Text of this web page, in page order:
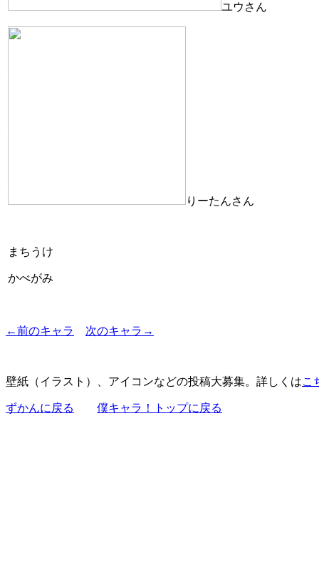
ユウさん
りーたんさん
まちうけ
かべがみ
←前のキャラ 次のキャラ→
壁紙（イラスト）、アイコンなどの投稿大募集。詳しくはこ
ずかんに戻る 僕キャラ！トップに戻る